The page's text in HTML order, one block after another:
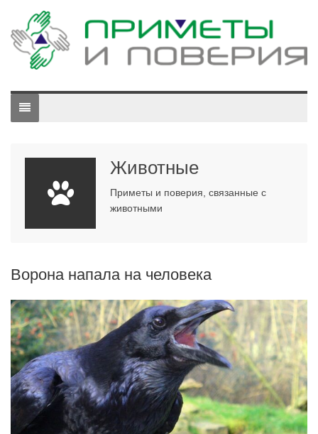
Животные
Приметы и поверия, связанные с
животными
Ворона напала на человека